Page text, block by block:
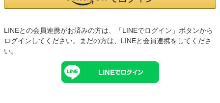
LINEとの会員連携がお済みの方は、「LINEでログイン」ボタンから
ログインしてください。まだの方は、 LINEと会員連携をしてくださ
い。